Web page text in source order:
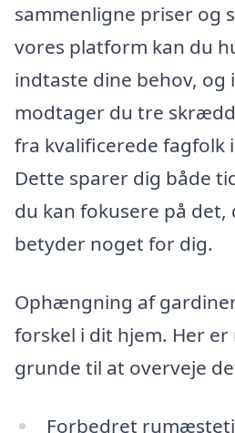
sammenligne priser og
vores platform kan du
indtaste dine behov,
modtager du tre
fra kvalificerede fagfolk
Dette sparer dig både
du kan fokusere på det,
betyder noget for dig.
Ophængning af
forskel i dit hjem. Her
grunde til at overveje
Forbedret